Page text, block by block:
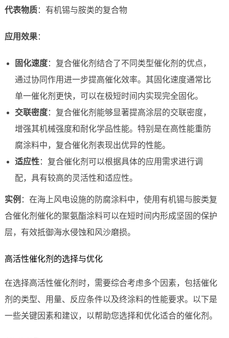
代表物质：有机锡与胺类的复合物
应用效果：
固化速度：复合催化剂结合了不同类型催化剂的优点，
通过协同作用进一步提高催化效率。其固化速度通常比
单一催化剂更快，可以在极短时间内实现完全固化。
交联密度：复合催化剂能够显著提高涂层的交联密度，
增强其机械强度和耐化学品性能。特别是在高性能重防
腐涂料中，复合催化剂表现出优异的性能。
适应性：复合催化剂可以根据具体的应用需求进行调
配，具有较高的灵活性和适应性。
实例 ：在海上风电设施的防腐涂料中，使用有机锡与胺类复
合催化剂催化的聚氨酯涂料可以在短时间内形成坚固的保护
层，有效抵御海水侵蚀和风沙磨损。
高活性催化剂的选择与优化
在选择高活性催化剂时，需要综合考虑多个因素，包括催化
剂的类型、用量、反应条件以及终涂料的性能要求。以下是
一些关键因素和建议，以帮助您选择和优化适合的催化剂。